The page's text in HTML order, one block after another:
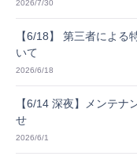
2026/7/30
【6/18】 第三者による
いて
2026/6/18
【6/14 深夜】メンテナ
せ
2026/6/1